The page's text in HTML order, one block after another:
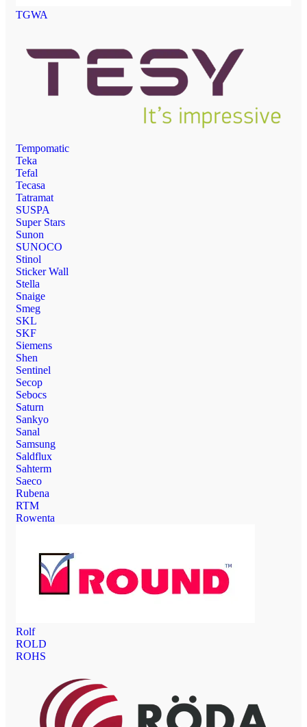
TGWA
Tempomatic
Teka
Tefal
Tecasa
Tatramat
SUSPA
Super Stars
Sunon
SUNOCO
Stinol
Sticker Wall
Stella
Snaige
Smeg
SKL
SKF
Siemens
Shen
Sentinel
Secop
Sebocs
Saturn
Sankyo
Sanal
Samsung
Saldflux
Sahterm
Saeco
Rubena
RTM
Rowenta
Rolf
ROLD
ROHS